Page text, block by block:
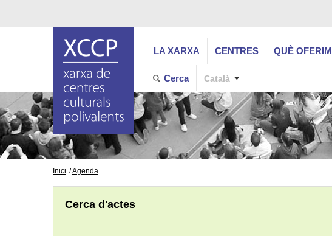
LA XARXA CENTRES QUÈ OFERIM
Cerca Català
Inici Agenda
Cerca d'actes